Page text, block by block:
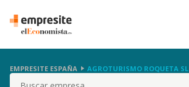
EMPRESITE ESPAÑA AGROTURISMO ROQUETA SL
Buscar